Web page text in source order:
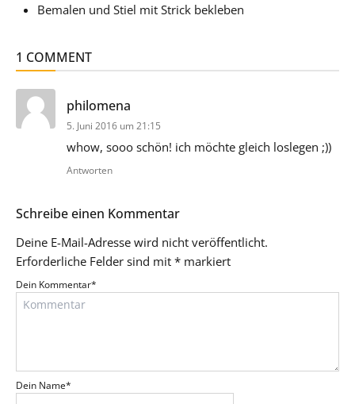
Bemalen und Stiel mit Strick bekleben
1 COMMENT
philomena
5. Juni 2016 um 21:15
whow, sooo schön! ich möchte gleich loslegen ;))
Antworten
Schreibe einen Kommentar
Deine E-Mail-Adresse wird nicht veröffentlicht.
Erforderliche Felder sind mit * markiert
Dein Kommentar*
Dein Name*